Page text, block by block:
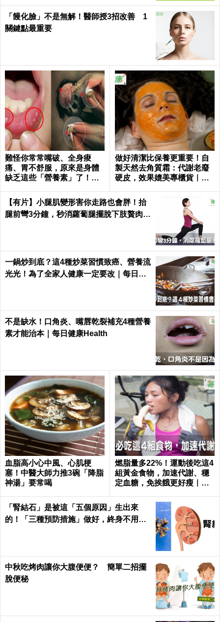
「饅化臉」不是無解！醫師授3招改善 1
關鍵點最重要
難怪你常常嘴破、全身痠
痛、胃不舒服，原來是身體
缺乏這些「營養素」了！｜
做好清潔比保養更重要！自
製天然去角質霜：代謝老廢
硬皮，效果媲美專櫃貨｜每
【有片】小腿肌變形害你走路也會胖！抬
腿前彎3分鐘，秒消蘿蔔腿擺脫下肢贅肉｜
一鍋炒到底？這4種炒菜習慣致癌、營養流
光光！為了全家人健康一定要改｜每日健
不是缺水！口角炎、嘴唇乾裂補充4種營養
素才能治本｜每日健康Health
血脂高小心中風、心肌梗
塞！中醫大師力推3碗「降脂
神湯」要常喝
燃脂量多22%！運動後吃這4
組黃金食物，加速代謝、穩
定血糖，免挨餓更好瘦｜每
「腎結石」是被這「五個原因」生出來
的！「三種預防措施」做好，終身不用
中秋吃烤肉讓你大腹便便？ 簡單二招擺
脫便秘